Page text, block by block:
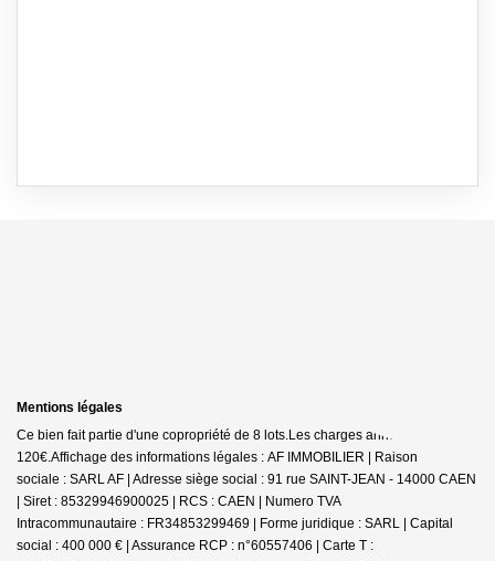
Mentions légales
Ce bien fait partie d'une copropriété de 8 lots.Les charges annuelles sont de
120€.Affichage des informations légales : AF IMMOBILIER | Raison
sociale : SARL AF | Adresse siège social : 91 rue SAINT-JEAN - 14000 CAEN
| Siret : 85329946900025 | RCS : CAEN | Numero TVA
Intracommunautaire : FR34853299469 | Forme juridique : SARL | Capital
social : 400 000 € | Assurance RCP : n°60557406 | Carte T :